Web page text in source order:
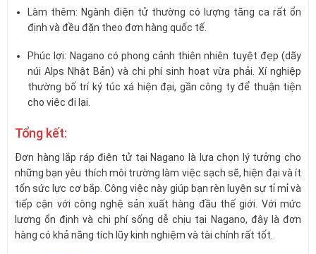
Làm thêm: Ngành điện tử thường có lượng tăng ca rất ổn
định và đều đặn theo đơn hàng quốc tế.
Phúc lợi: Nagano có phong cảnh thiên nhiên tuyệt đẹp (dãy
núi Alps Nhật Bản) và chi phí sinh hoạt vừa phải. Xí nghiệp
thường bố trí ký túc xá hiện đại, gần công ty để thuận tiện
cho việc đi lại.
Tổng kết:
Đơn hàng lắp ráp điện tử tại Nagano là lựa chọn lý tưởng cho
những bạn yêu thích môi trường làm việc sạch sẽ, hiện đại và ít
tốn sức lực cơ bắp. Công việc này giúp bạn rèn luyện sự tỉ mỉ và
tiếp cận với công nghệ sản xuất hàng đầu thế giới. Với mức
lương ổn định và chi phí sống dễ chịu tại Nagano, đây là đơn
hàng có khả năng tích lũy kinh nghiệm và tài chính rất tốt.